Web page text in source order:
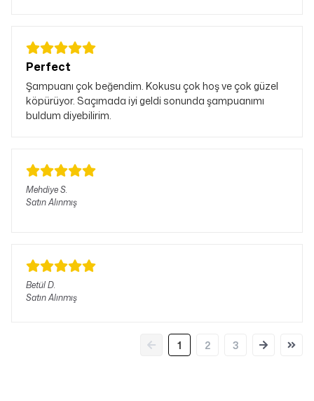
Perfect
Şampuanı çok beğendim. Kokusu çok hoş ve çok güzel
köpürüyor. Saçımada iyi geldi sonunda şampuanımı
buldum diyebilirim.
MehdiyeS.
Satın Alınmış
BetülD.
Satın Alınmış
1 2 3